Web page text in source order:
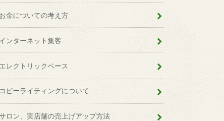
お金についての考え方
インターネット集客
エレクトリックベース
コピーライティングについて
ロン、実店舗の売上げアップ方法